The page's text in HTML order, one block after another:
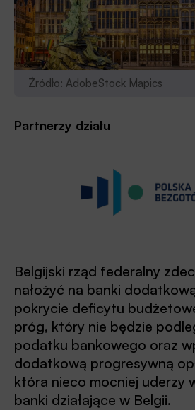
Źródło: AdobeStock Mapics
Partnerzy działu
Belgijski rząd federalny
nałożyć na banki
pokrycie deficytu
próg, który nie będzie
podatku bankowego oraz
dodatkową progresywną
która nieco mocniej uderzy
banki działające w Belgii.